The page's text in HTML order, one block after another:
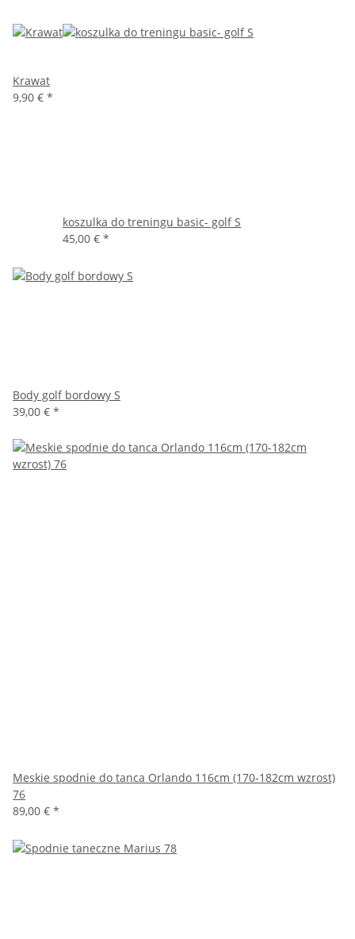
Krawat
9,90 € *
koszulka do treningu basic- golf S
45,00 € *
Body golf bordowy S
39,00 € *
Meskie spodnie do tanca Orlando 116cm (170-182cm wzrost)
76
89,00 € *